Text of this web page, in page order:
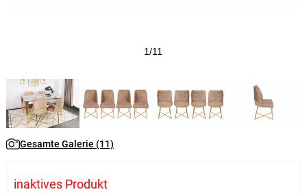
1/11
Gesamte Galerie (11)
inaktives Produkt